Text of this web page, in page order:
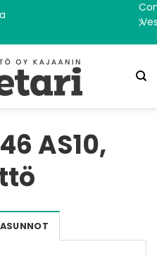
Concreate Urban Art
Vesitorninmäen
AS10,
ASUNNOT